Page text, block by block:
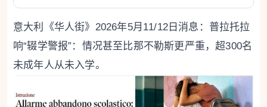
意大利《华人街》2026年5月11/12日消息：普拉托拉
响“辍学警报”：情况甚至比那不勒斯更严重，超300名
未成年人从未入学。